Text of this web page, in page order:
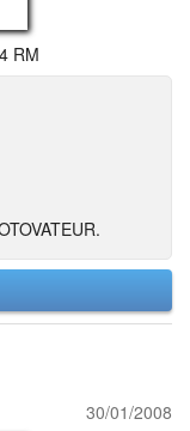
RM
30/01/2008